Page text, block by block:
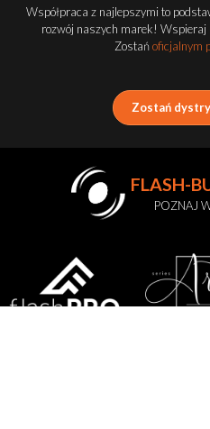
Współpraca z najlepszymi to
rozwój naszych marek!
Zostańoficjalnym
Zostań
FLASH-
POZNAJ